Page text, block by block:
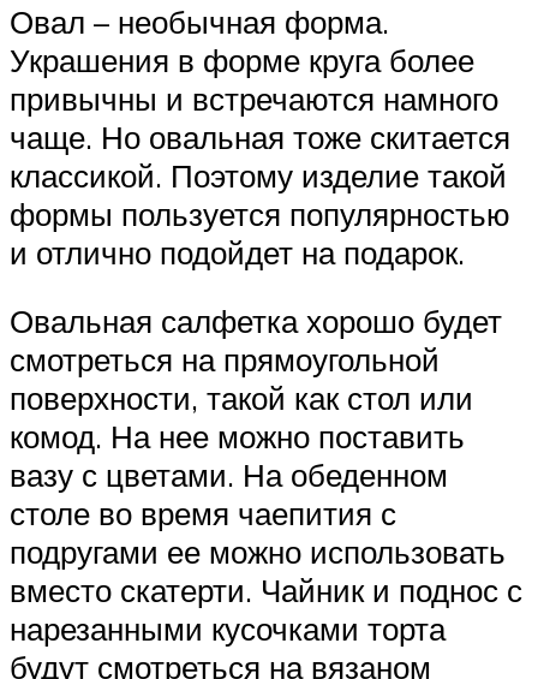
Овал – необычная форма.
Украшения в форме круга более
привычны и встречаются намного
чаще. Но овальная тоже скитается
классикой. Поэтому изделие такой
формы пользуется популярностью
и отлично подойдет на подарок.
Овальная салфетка хорошо будет
смотреться на прямоугольной
поверхности, такой как стол или
комод. На нее можно поставить
вазу с цветами. На обеденном
столе во время чаепития с
подругами ее можно использовать
вместо скатерти. Чайник и поднос с
нарезанными кусочками торта
будут смотреться на вязаном